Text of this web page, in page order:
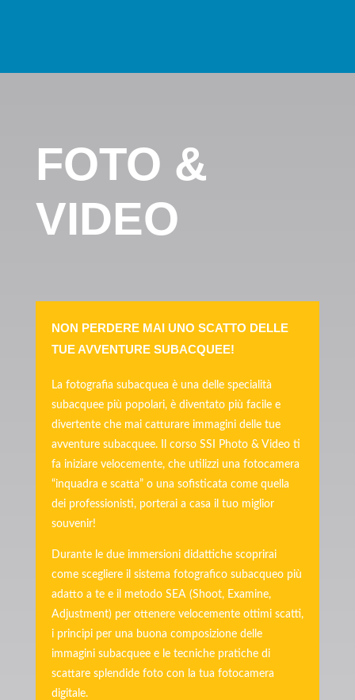
FOTO &
VIDEO
NON PERDERE MAI UNO SCATTO DELLE
TUE AVVENTURE SUBACQUEE!
La fotografia subacquea è una delle specialità
subacquee più popolari, è diventato più facile e
divertente che mai catturare immagini delle tue
avventure subacquee. Il corso SSI Photo & Video ti
fa iniziare velocemente, che utilizzi una fotocamera
“inquadra e scatta” o una sofisticata come quella
dei professionisti, porterai a casa il tuo miglior
souvenir!
Durante le due immersioni didattiche scoprirai
come scegliere il sistema fotografico subacqueo più
adatto a te e il metodo SEA (Shoot, Examine,
Adjustment) per ottenere velocemente ottimi scatti,
i principi per una buona composizione delle
immagini subacquee e le tecniche pratiche di
scattare splendide foto con la tua fotocamera
digitale.